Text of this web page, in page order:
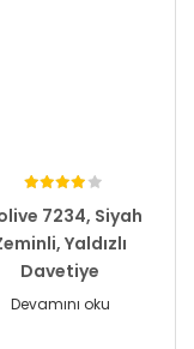
7234, Siyah
Yaldızlı
Davetiye
Devamını oku